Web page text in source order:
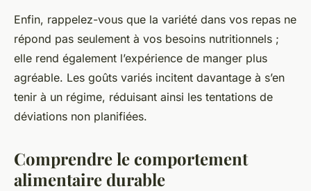
Enfin, rappelez-vous que la variété dans vos repas ne
répond pas seulement à vos besoins nutritionnels ;
elle rend également l’expérience de manger plus
agréable. Les goûts variés incitent davantage à s’en
tenir à un régime, réduisant ainsi les tentations de
déviations non planifiées.
Comprendre le comportement
alimentaire durable